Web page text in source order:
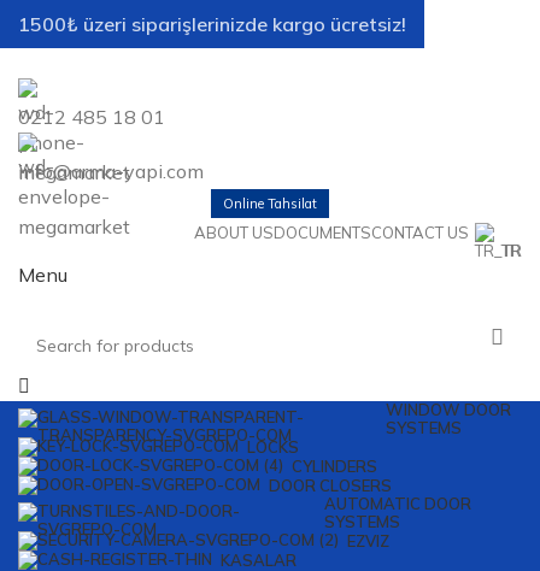
0212 485 18 01
info@arma-yapi.com
Online Tahsilat
ABOUT USDOCUMENTSCONTACT US
TR
Menu
WINDOW DOOR
SYSTEMS
LOCKS
CYLINDERS
DOOR CLOSERS
AUTOMATIC DOOR
SYSTEMS
EZVIZ
KASALAR
1500₺ üzeri siparişlerinizde kargo ücretsiz!